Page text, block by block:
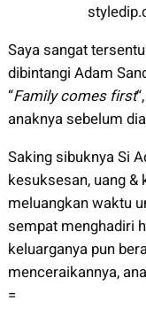
Saya sangat
dibintangi Adam
“Family comes first
anaknya sebelum
Saking sibuknya Si
kesuksesan, uang
meluangkan waktu
sempat menghadiri
keluarganya pun
menceraikannya,
=